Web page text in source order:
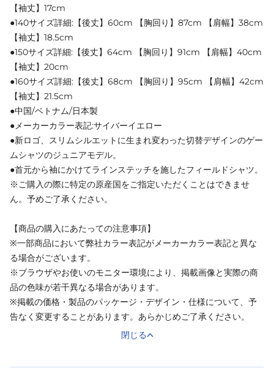
【袖丈】17cm
●140サイズ詳細:【後丈】60cm 【胸回り】87cm 【肩幅】38cm
【袖丈】18.5cm
●150サイズ詳細:【後丈】64cm 【胸回り】91cm 【肩幅】40cm
【袖丈】20cm
●160サイズ詳細:【後丈】68cm 【胸回り】95cm 【肩幅】42cm
【袖丈】21.5cm
●中国/ベトナム/日本製
●メーカーカラー表記:サイバーイエロー
●新ロゴ、スリムシルエットに生まれ変わった切替デザインのゲー
ムシャツのジュニアモデル。
●首元から袖にかけてラインステッチを施したフィールドシャツ。
※ご購入の際に特定の原産国をご指定いただくことはできませ
ん。予めご了承ください。
【商品の購入にあたっての注意事項】
※一部商品において弊社カラー表記がメーカーカラー表記と異な
る場合がございます。
※ブラウザやお使いのモニター環境により、掲載画像と実際の商
品の色味が若干異なる場合があります。
※掲載の価格・製品のパッケージ・デザイン・仕様について、予
告なく変更することがあります。あらかじめご了承ください。
閉じる